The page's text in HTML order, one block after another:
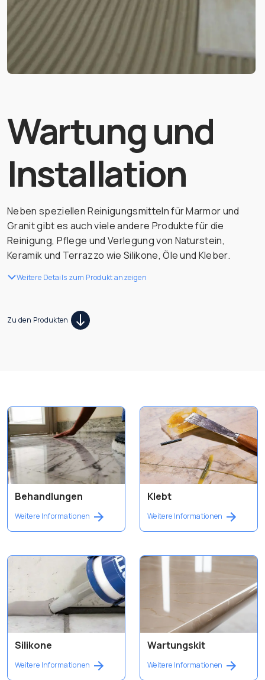
Wartung und
Installation
Neben speziellen Reinigungsmitteln für Marmor und
Granit gibt es auch viele andere Produkte für die
Reinigung, Pflege und Verlegung von Naturstein,
Keramik und Terrazzo wie Silikone, Öle und Kleber.
Weitere Details zum Produkt anzeigen
Zu den Produkten
Behandlungen
Weitere Informationen
Klebt
Weitere Informationen
Silikone
Weitere Informationen
Wartungskit
Weitere Informationen